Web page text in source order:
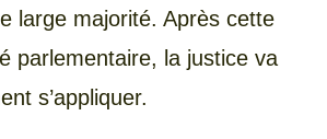
large majorité. Après cette
parlementaire, la justice va
s’appliquer.